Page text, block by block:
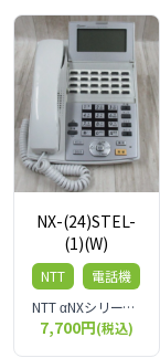
NX-(24)STEL-
(1)(W)
NTT
電話機
NTT αNXシリーズ 24ボタン標準電話機（スター配線用）NX-(24)STEL-(1)(W)
7,700円(税込)